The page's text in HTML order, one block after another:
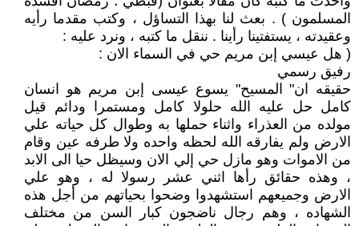
المسلمون ) . بعث لنا بهذا التساؤل ، وكتب مقدما رأيه
وعقيدته ، يستفتينا رأينا . ننقل ما كتبه ، ونرد عليه :
( هل عيسي إبن مريم حي في السماء الان :
رفيق رسمي
حقيقه ان" المسيح" يسوع عيسى إبن مريم هو انسان
كامل حل عليه الله حلولا كامل ومستمرا ودائم قيل
مولده من العذراء واثناء حملها به وطوال كل حياته علي
الارض ولم يفارقه الله لحظه واحده ولا طرفه عين وقام
من الاموات وهو مازل حي إلي الان وسيظل حيا الى الابد
، وهذه حقائق رأها اثني عشر رسولا له ، وهو علي
الارض وجميعهم استشهدوا وضحوا بحياتهم من أجل هذه
الشهاده ، وهم رجال ناضجون كبار السن من مختلف